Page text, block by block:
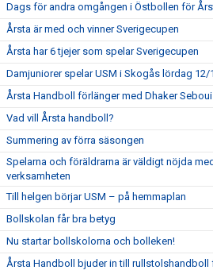
Dags för andra omgången i Östbollen för
Årsta är med och vinner Sverigecupen
Årsta har 6 tjejer som spelar Sverigecupen
Damjuniorer spelar USM i Skogås lördag 12/
Årsta Handboll förlänger med Dhaker Seboui
Vad vill Årsta handboll?
Summering av förra säsongen
Spelarna och föräldrarna är väldigt nöjda med
verksamheten
Till helgen börjar USM – på hemmaplan
Bollskolan får bra betyg
Nu startar bollskolorna och bolleken!
Årsta Handboll bjuder in till rullstolshandboll